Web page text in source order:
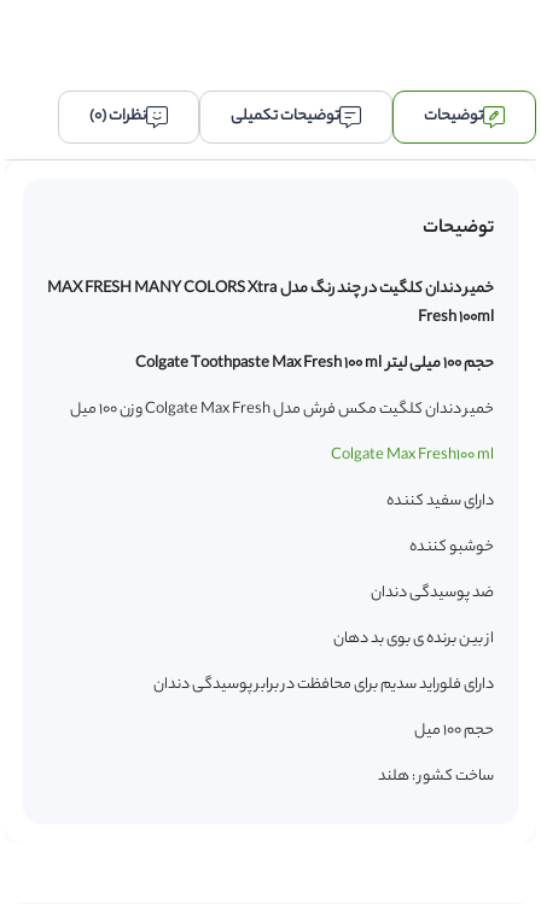
لیتر
Colgate
Toothpaste
Max
ml
توضیحات توضیحات تکمیلی نظرات (0)
توضیحات
خمیر دندان کلگیت در چند رنگ مدل MAX FRESH MANY COLORS Xtra
Fresh 100ml
حجم 100 میلی لیتر Colgate Toothpaste Max Fresh 100 ml
خمیر دندان کلگیت مکس فرش مدل Colgate Max Fresh وزن 100 میل
Colgate Max Fresh100 ml
دارای سفید کننده
خوشبو کننده
ضد پوسیدگی دندان
از بین برنده ی بوی بد دهان
دارای فلوراید سدیم برای محافظت در برابر پوسیدگی دندان
حجم 100 میل
ساخت کشور : هلند